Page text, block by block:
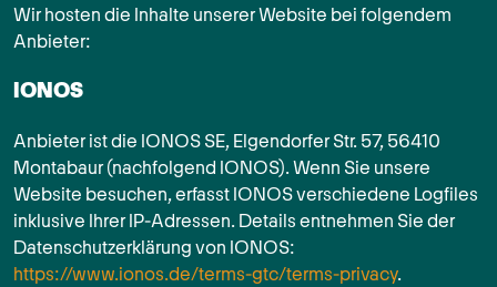
Wir hosten die Inhalte unserer Website bei folgendem
Anbieter:
IONOS
Anbieter ist die IONOS SE, Elgendorfer Str. 57, 56410
Montabaur (nachfolgend IONOS). Wenn Sie unsere
Website besuchen, erfasst IONOS verschiedene Logfiles
inklusive Ihrer IP-Adressen. Details entnehmen Sie der
Datenschutzerklärung von IONOS:
https://www.ionos.de/terms-gtc/terms-privacy.